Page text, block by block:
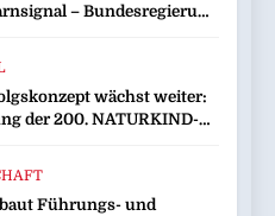
– Bundesregierung
wächst weiter:
der 200. NATURKIND-
Führungs- und